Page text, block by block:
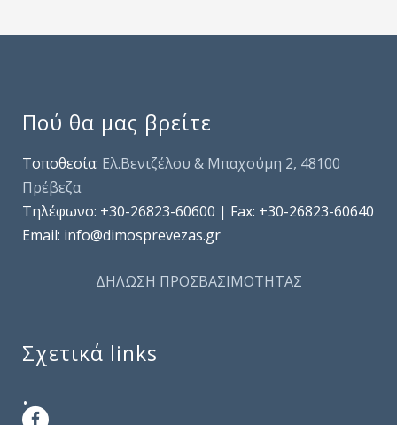
Πού θα μας βρείτε
Τοποθεσία: Ελ.Βενιζέλου & Μπαχούμη 2, 48100
Πρέβεζα
Τηλέφωνo: +30-26823-60600 | Fax: +30-26823-60640
Email: info@dimosprevezas.gr
ΔΗΛΩΣΗ ΠΡΟΣΒΑΣΙΜΟΤΗΤΑΣ
Σχετικά links
.